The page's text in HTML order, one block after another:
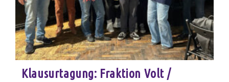
Klausurtagung: Fraktion Volt /